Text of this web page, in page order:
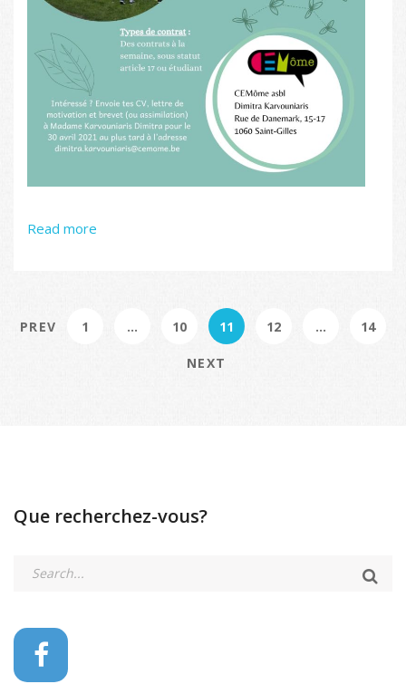
Read more
PREV 1 … 10 11 12 … 14
NEXT
Que recherchez-vous?